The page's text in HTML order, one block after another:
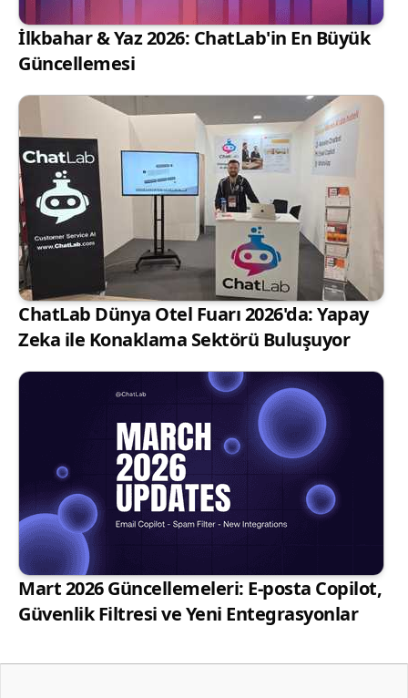
İlkbahar & Yaz 2026: ChatLab'in En Büyük
Güncellemesi
ChatLab Dünya Otel Fuarı 2026'da: Yapay
Zeka ile Konaklama Sektörü Buluşuyor
Mart 2026 Güncellemeleri: E-posta Copilot,
Güvenlik Filtresi ve Yeni Entegrasyonlar